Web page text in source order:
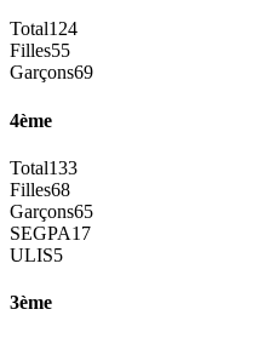
Total124
Filles55
Garçons69
4ème
Total133
Filles68
Garçons65
SEGPA17
ULIS5
3ème